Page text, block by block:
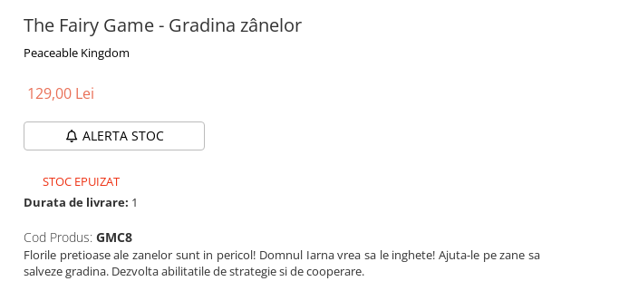
The Fairy Game - Gradina zânelor
Peaceable Kingdom
129,00 Lei
ALERTA STOC
STOC EPUIZAT
Durata de livrare: 1
Cod Produs: GMC8
Florile pretioase ale zanelor sunt in pericol! Domnul Iarna vrea sa le inghete! Ajuta-le pe zane sa
salveze gradina. Dezvolta abilitatile de strategie si de cooperare.